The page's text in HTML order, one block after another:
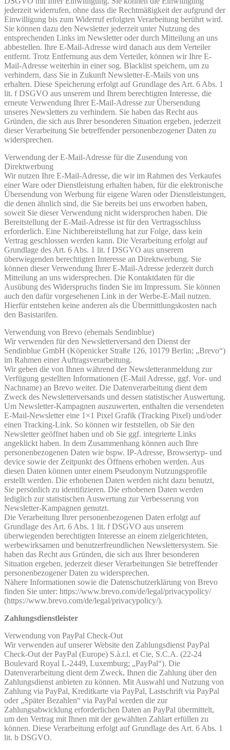
jederzeit widerrufen, ohne dass die Rechtmäßigkeit der aufgrund der
Einwilligung bis zum Widerruf erfolgten Verarbeitung berührt wird.
Sie können dazu den Newsletter jederzeit unter Nutzung des
entsprechenden Links im Newsletter oder durch Mitteilung an uns
abbestellen. Ihre E-Mail-Adresse wird danach aus dem Verteiler
entfernt. Trotz Entfernung aus dem Verteiler, können wir Ihre E-
Mail-Adresse weiterhin in einer sog. Blacklist speichern, um zu
verhindern, dass Sie in Zukunft Newsletter-E-Mails von uns
erhalten. Diese Speicherung erfolgt auf Grundlage des Art. 6 Abs. 1
lit. f DSGVO aus unserem und Ihrem berechtigten Interesse, die
erneute Verwendung Ihrer E-Mail-Adresse zur Übersendung
unseres Newsletters zu verhindern. Sie haben das Recht aus
Gründen, die sich aus Ihrer besonderen Situation ergeben, jederzeit
dieser Verarbeitung Sie betreffender personenbezogener Daten zu
widersprechen.
Verwendung der E-Mail-Adresse für die Zusendung von
Direktwerbung
Wir nutzen Ihre E-Mail-Adresse, die wir im Rahmen des Verkaufes
einer Ware oder Dienstleistung erhalten haben, für die elektronische
Übersendung von Werbung für eigene Waren oder Dienstleistungen,
die denen ähnlich sind, die Sie bereits bei uns erworben haben,
soweit Sie dieser Verwendung nicht widersprochen haben. Die
Bereitstellung der E-Mail-Adresse ist für den Vertragsschluss
erforderlich. Eine Nichtbereitstellung hat zur Folge, dass kein
Vertrag geschlossen werden kann. Die Verarbeitung erfolgt auf
Grundlage des Art. 6 Abs. 1 lit. f DSGVO aus unserem
überwiegenden berechtigten Interesse an Direktwerbung. Sie
können dieser Verwendung Ihrer E-Mail-Adresse jederzeit durch
Mitteilung an uns widersprechen. Die Kontaktdaten für die
Ausübung des Widerspruchs finden Sie im Impressum. Sie können
auch den dafür vorgesehenen Link in der Werbe-E-Mail nutzen.
Hierfür entstehen keine anderen als die Übermittlungskosten nach
den Basistarifen.
Verwendung von Brevo (ehemals Sendinblue)
Wir verwenden für den Newsletterversand den Dienst der
Sendinblue GmbH (Köpenicker Straße 126, 10179 Berlin; „Brevo“)
im Rahmen einer Auftragsverarbeitung.
Wir geben die von Ihnen während der Newsletteranmeldung zur
Verfügung gestellten Informationen (E-Mail Adresse, ggf. Vor- und
Nachname) an Brevo weiter. Die Datenverarbeitung dient dem
Zweck des Newsletterversands und dessen statistischer Auswertung.
Um Newsletter-Kampagnen auszuwerten, enthalten die versendeten
E-Mail-Newsletter eine 1×1 Pixel Grafik (Tracking Pixel) und/oder
einen Tracking-Link. So können wir feststellen, ob Sie den
Newsletter geöffnet haben und ob Sie ggf. integrierte Links
angeklickt haben. In dem Zusammenhang können auch Ihre
personenbezogenen Daten wie bspw. IP-Adresse, Browsertyp- und
device sowie der Zeitpunkt des Öffnens erhoben werden. Aus
diesen Daten können unter einem Pseudonym Nutzungsprofile
erstellt werden. Die erhobenen Daten werden nicht dazu benutzt,
Sie persönlich zu identifizieren. Die erhobenen Daten werden
lediglich zur statistischen Auswertung zur Verbesserung von
Newsletter-Kampagnen genutzt.
Die Verarbeitung Ihrer personenbezogenen Daten erfolgt auf
Grundlage des Art. 6 Abs. 1 lit. f DSGVO aus unserem
überwiegenden berechtigten Interesse an einem zielgerichteten,
werbewirksamen und benutzerfreundlichen Newslettersystem. Sie
haben das Recht aus Gründen, die sich aus Ihrer besonderen
Situation ergeben, jederzeit dieser Verarbeitungen Sie betreffender
personenbezogener Daten zu widersprechen.
Nähere Informationen sowie die Datenschutzerklärung von Brevo
finden Sie unter: https://www.brevo.com/de/legal/privacypolicy/
(https://www.brevo.com/de/legal/privacypolicy/).
Zahlungsdienstleister
Verwendung von PayPal Check-Out
Wir verwenden auf unserer Website den Zahlungsdienst PayPal
Check-Out der PayPal (Europe) S.à.r.l. et Cie, S.C.A. (22-24
Boulevard Royal L-2449, Luxemburg; „PayPal“). Die
Datenverarbeitung dient dem Zweck, Ihnen die Zahlung über den
Zahlungsdienst anbieten zu können. Mit Auswahl und Nutzung von
Zahlung via PayPal, Kreditkarte via PayPal, Lastschrift via PayPal
oder „Später Bezahlen“ via PayPal werden die zur
Zahlungsabwicklung erforderlichen Daten an PayPal übermittelt,
um den Vertrag mit Ihnen mit der gewählten Zahlart erfüllen zu
können. Diese Verarbeitung erfolgt auf Grundlage des Art. 6 Abs. 1
lit. b DSGVO.